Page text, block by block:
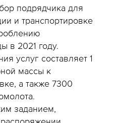
подрядчика для
и транспортировке
в 2021 году.
услуг составляет 1
массы к
а также 7300
заданием,